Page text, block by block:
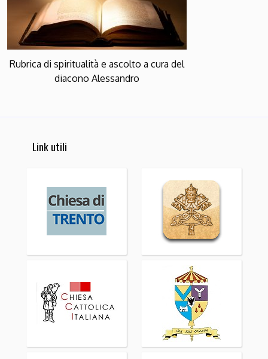
Rubrica di spiritualità e ascolto a cura del
diacono Alessandro
Link utili